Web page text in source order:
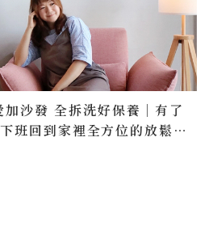
沙發 全拆洗好保養｜有了
班回到家裡全方位的放鬆，